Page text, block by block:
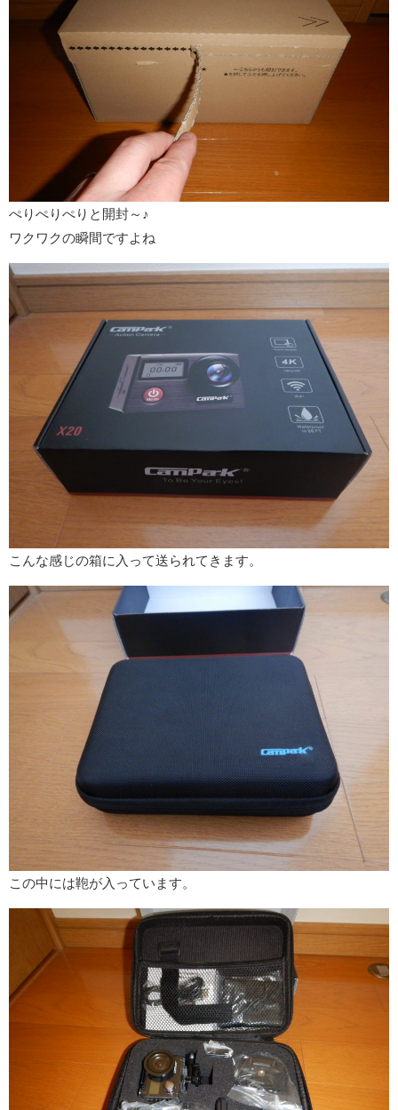
ぺりぺりぺりと開封～♪
ワクワクの瞬間ですよね
こんな感じの箱に入って送られてきます。
この中には鞄が入っています。